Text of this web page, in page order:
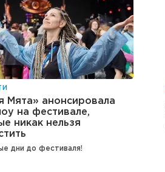
Мята» анонсировала
на фестивале,
никак нельзя
дни до фестиваля!